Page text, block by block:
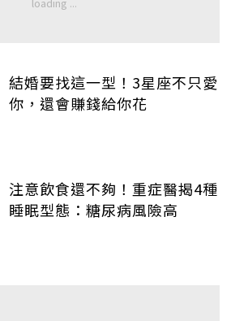
結婚要找這一型！3星座不只愛
你，還會賺錢給你花
注意飲食還不夠！重症醫揭4種
睡眠型態：糖尿病風險高